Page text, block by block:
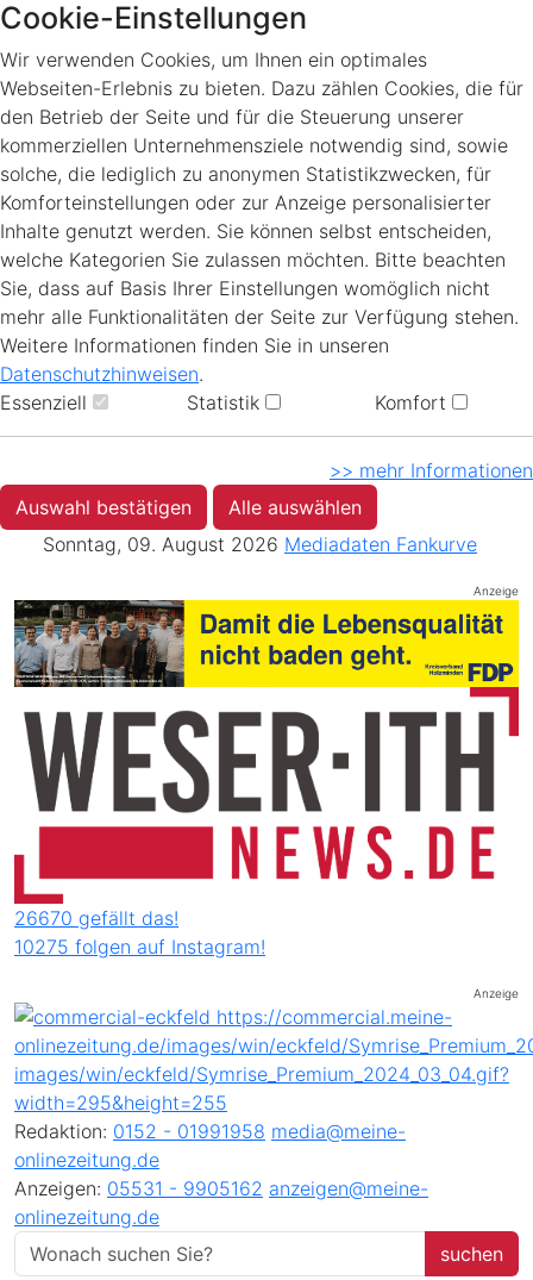
Cookie-Einstellungen
Wir verwenden Cookies, um Ihnen ein optimales
Webseiten-Erlebnis zu bieten. Dazu zählen Cookies, die für
den Betrieb der Seite und für die Steuerung unserer
kommerziellen Unternehmensziele notwendig sind, sowie
solche, die lediglich zu anonymen Statistikzwecken, für
Komforteinstellungen oder zur Anzeige personalisierter
Inhalte genutzt werden. Sie können selbst entscheiden,
welche Kategorien Sie zulassen möchten. Bitte beachten
Sie, dass auf Basis Ihrer Einstellungen womöglich nicht
mehr alle Funktionalitäten der Seite zur Verfügung stehen.
Weitere Informationen finden Sie in unseren
Datenschutzhinweisen.
Essenziell
Statistik Komfort
>> mehr Informationen
Auswahl bestätigen
Alle auswählen
Sonntag, 09. August 2026 Mediadaten Fankurve
Anzeige
26670 gefällt das!
10275 folgen auf Instagram!
Anzeige
Redaktion: 0152 - 01991958 media@meine-
onlinezeitung.de
Anzeigen: 05531 - 9905162 anzeigen@meine-
onlinezeitung.de